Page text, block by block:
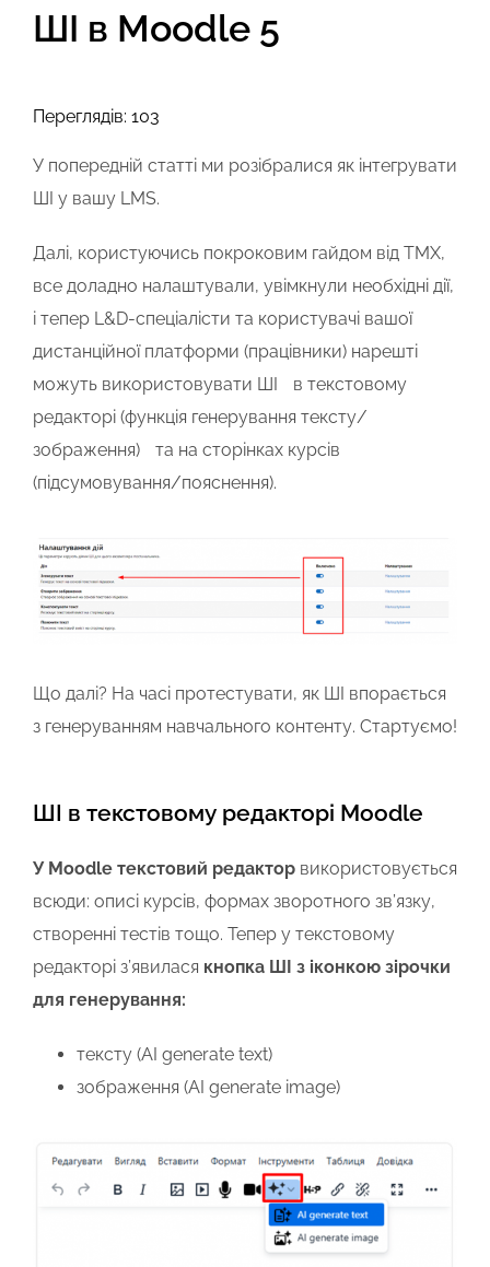
ШІ в Moodle 5
Переглядів: 103
У попередній статті ми розібралися як інтегрувати
ШІ у вашу LMS.
Далі, користуючись покроковим гайдом від TMX,
все доладно налаштували, увімкнули необхідні дії,
і тепер L&D-спеціалісти та користувачі вашої
дистанційної платформи (працівники) нарешті
можуть використовувати ШІ в текстовому
редакторі (функція генерування тексту/
зображення) та на сторінках курсів
(підсумовування/пояснення).
Що далі? На часі протестувати, як ШІ впорається
з генеруванням навчального контенту. Стартуємо!
ШІ в текстовому редакторі Moodle
У Moodle текстовий редакторвикористовується
всюди: описі курсів, формах зворотного зв’язку,
створенні тестів тощо. Тепер у текстовому
редакторі з’явилася кнопка ШІ з іконкою зірочки
для генерування:
тексту (AI generate text)
зображення (AI generate image)